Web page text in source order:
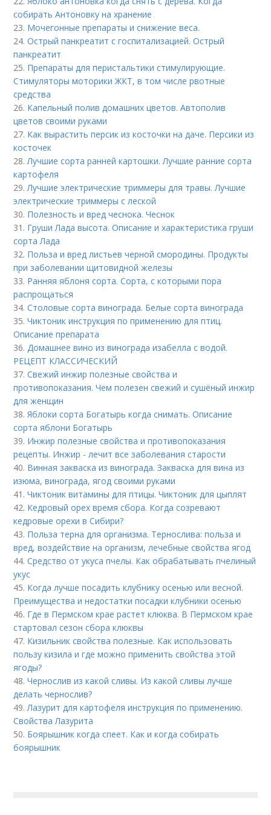
собирать Антоновку на хранение
23. Мочегонные препараты и снижение веса.
24.Острый панкреатит с госпитализацией. Острый
панкреатит
25. Препараты для перистальтики стимулирующие.
Стимуляторы моторики ЖКТ, в том числе рвотные
средства
26. Капельный полив домашних цветов. Автополив
цветов своими руками
27. Как вырастить персик из косточки на даче. Персики из
косточек
28.Лучшие сорта ранней картошки. Лучшие ранние сорта
картофеля
29.Лучшие электрические триммеры для травы. Лучшие
электрические триммеры с леской
30. Полезность и вред чеснока. Чеснок
31. Груши Лада высота. Описание и характеристика груши
сорта Лада
32. Польза и вред листьев черной смородины. Продукты
при заболевании щитовидной железы
33. Ранняя яблоня сорта. Сорта, с которыми пора
распрощаться
34.Столовые сорта винограда. Белые сорта винограда
35.Чиктоник инструкция по применению для птиц.
Описание препарата
36.Домашнее вино из винограда изабелла с водой.
РЕЦЕПТ КЛАССИЧЕСКИЙ
37.Свежий инжир полезные свойства и
противопоказания. Чем полезен свежий и сушёный инжир
для женщин
38.Яблоки сорта Богатырь когда снимать. Описание
сорта яблони Богатырь
39. Инжир полезные свойства и противопоказания
рецепты. Инжир - лечит все заболевания старости
40. Винная закваска из винограда. Закваска для вина из
изюма, винограда, ягод своими руками
41.Чиктоник витамины для птицы. Чиктоник для цыплят
42. Кедровый орех время сбора. Когда созревают
кедровые орехи в Сибири?
43. Польза терна для организма. Тернослива: польза и
вред, воздействие на организм, лечебные свойства ягод
44.Средство от укуса пчелы. Как обрабатывать пчелиный
укус
45. Когда лучше посадить клубнику осенью или весной.
Преимущества и недостатки посадки клубники осенью
46. Где в Пермском крае растет клюква. В Пермском крае
стартовал сезон сбора клюквы
47. Кизильник свойства полезные. Как использовать
пользу кизила и где можно применить свойства этой
ягоды?
48.Чернослив из какой сливы. Из какой сливы лучше
делать чернослив?
49.Лазурит для картофеля инструкция по применению.
Свойства Лазурита
50. Боярышник когда спеет. Как и когда собирать
боярышник